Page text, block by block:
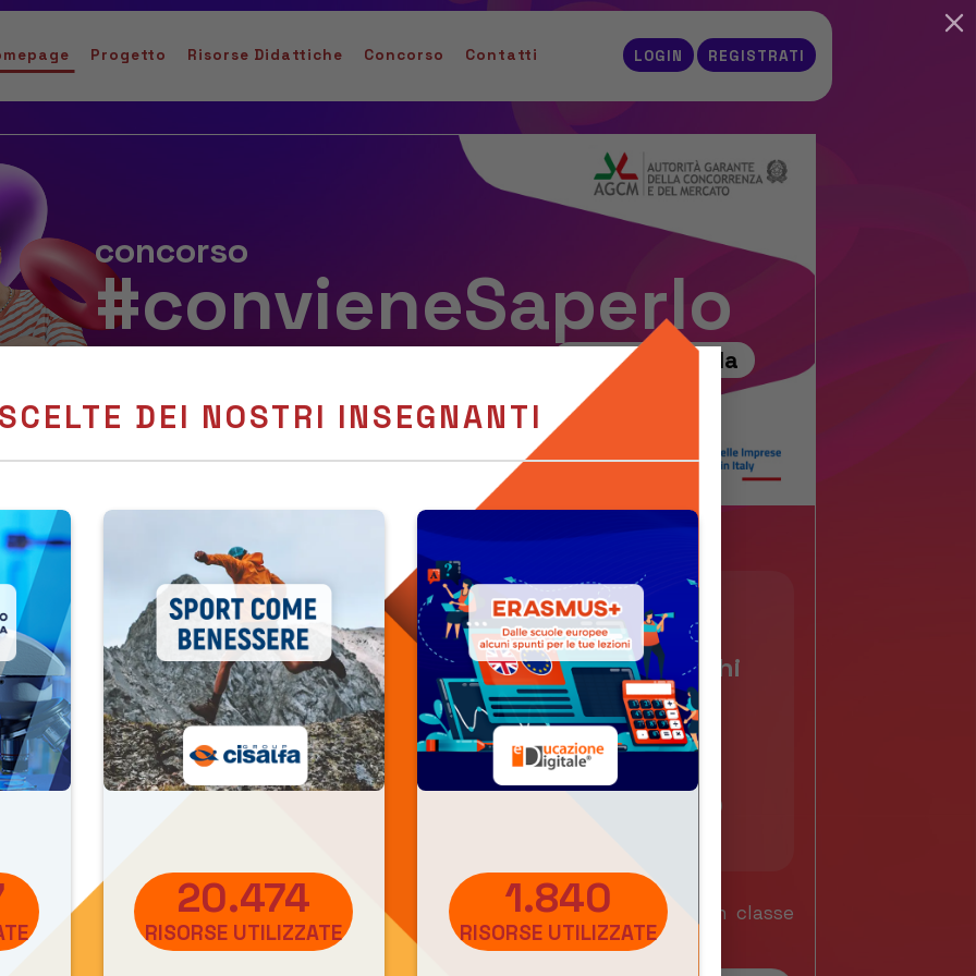
DEI NOSTRI INSEGNANTI
20.474
RISORSE UTILIZZATE
1.840
RISORSE UTILIZZATE
Progetto Risorse Didattiche Concorso Contatti LOGIN REGISTRATI
concorso
#convieneSaperlo
anche a scuola
2025-2026 è l’iniziativa educativa
e del Mercato (AGCM) e del Ministero
destinata alle scuole secondarie
che premia i giovani consumatori
dei consumatori, aiutando gli studenti a
solidesul tema, a rendere le loro
e ad applicare le giuste scelte in
pubblicità ingannevoli e clausole
Invita i tuoi colleghi
a partecipare
all’iniziativa!
le attività formative messe a disposizione, i docenti potranno avviare in classe
tra gli studenticonoscenza, consapevolezza e confronto sui temi proposti.